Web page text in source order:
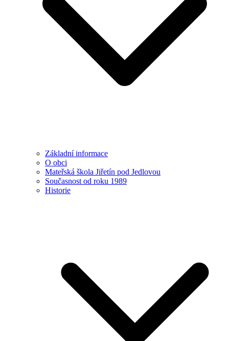
Základní informace
O obci
Mateřská škola Jiřetín pod Jedlovou
Současnost od roku 1989
Historie